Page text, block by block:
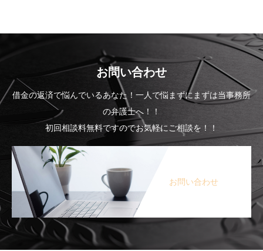
お問い合わせ
借金の返済で悩んでいるあなた！一人で悩まずにまずは当事務所
の弁護士へ！！
初回相談料無料ですのでお気軽にご相談を！！
お問い合わせ